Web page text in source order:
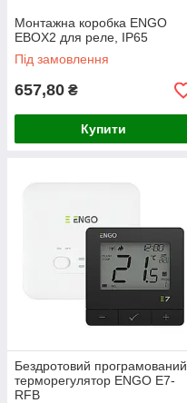
Монтажна коробка ENGO
EBOX2 для реле, IP65
Під замовлення
657,80 ₴
Купити
Бездротовий програмований
терморегулятор ENGO E7-
RFB